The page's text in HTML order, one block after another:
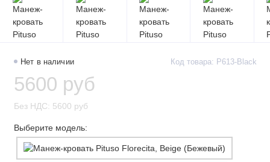
Нет в наличии Код товара: P613-Black
5600 руб
Без НДС: 5600 руб
Выберите модель: